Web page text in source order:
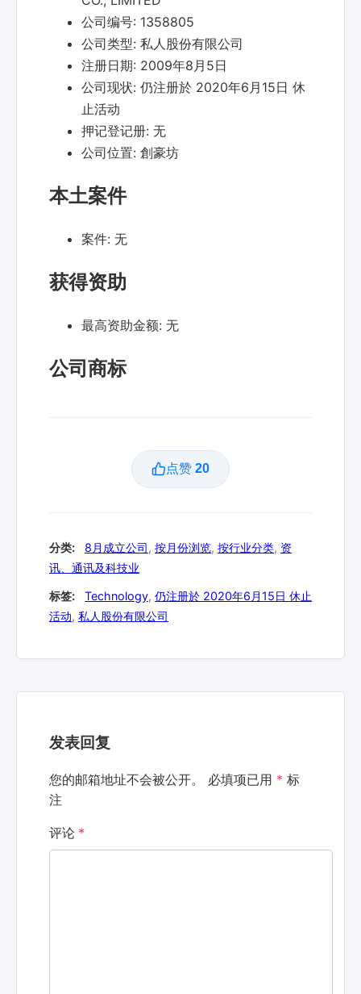
公司编号: 1358805
公司类型: 私人股份有限公司
注册日期: 2009年8月5日
公司现状: 仍注册於 2020年6月15日 休
止活动
押记登记册: 无
公司位置: 創豪坊
本土案件
案件: 无
获得资助
最高资助金额: 无
公司商标
点赞 20
分类: 8月成立公司, 按月份浏览, 按行业分类, 资
讯、通讯及科技业
标签: Technology, 仍注册於 2020年6月15日 休止
活动, 私人股份有限公司
发表回复
您的邮箱地址不会被公开。 必填项已用 * 标
注
评论 *